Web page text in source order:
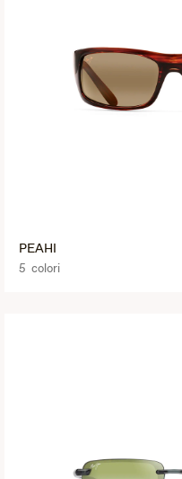
PEAHI
5 colori